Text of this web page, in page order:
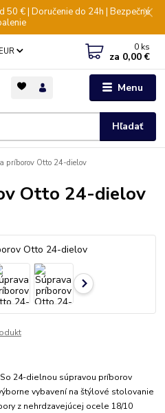
50 € | Doručenie do 24h | Bezpečné
Menu
EUR
Hľadať
0 ks
za 0,00 €
príborov Otto 24-dielov
Otto 24-dielov
24-dielnou súpravou príborov
vybavení na štýlové stolovanie
z nehrdzavejúcej ocele 18/10